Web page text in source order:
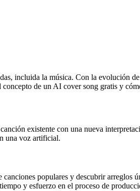
incluida la música. Con la evolución
de un AI cover song gratis y
existente con una nueva
una voz artificial.
populares y descubrir arreglos
y esfuerzo en el proceso de